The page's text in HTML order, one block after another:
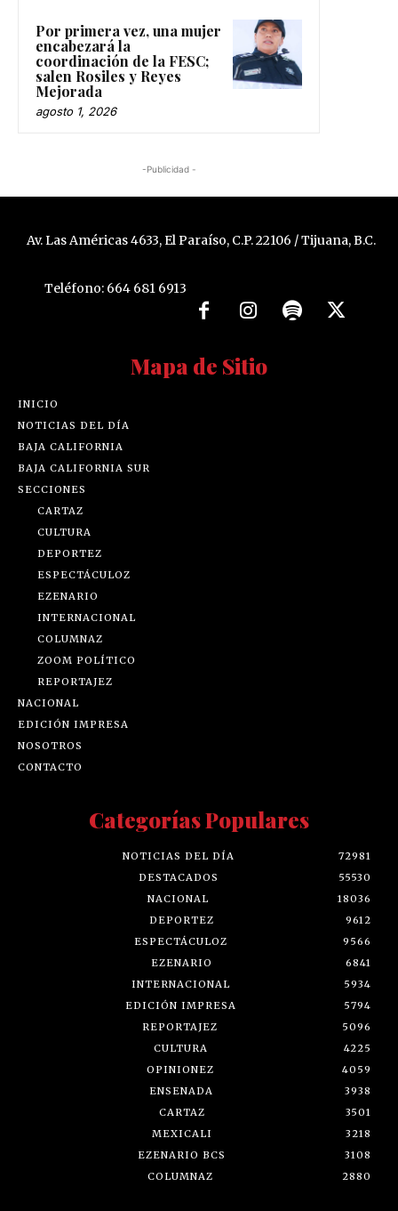
Por primera vez, una mujer
encabezará la
coordinación de la FESC;
salen Rosiles y Reyes
Mejorada
agosto 1, 2026
-Publicidad -
Av. Las Américas 4633, El Paraíso, C.P. 22106 / Tijuana, B.C.
Teléfono: 664 681 6913
Mapa de Sitio
INICIO
NOTICIAS DEL DÍA
BAJA CALIFORNIA
BAJA CALIFORNIA SUR
SECCIONES
CARTAZ
CULTURA
DEPORTEZ
ESPECTÁCULOZ
EZENARIO
INTERNACIONAL
COLUMNAZ
ZOOM POLÍTICO
REPORTAJEZ
NACIONAL
EDICIÓN IMPRESA
NOSOTROS
CONTACTO
Categorías Populares
NOTICIAS DEL DÍA
72981
DESTACADOS
55530
NACIONAL
18036
DEPORTEZ
9612
ESPECTÁCULOZ
9566
EZENARIO
6841
INTERNACIONAL
5934
EDICIÓN IMPRESA
5794
REPORTAJEZ
5096
CULTURA
4225
OPINIONEZ
4059
ENSENADA
3938
CARTAZ
3501
MEXICALI
3218
EZENARIO BCS
3108
COLUMNAZ
2880